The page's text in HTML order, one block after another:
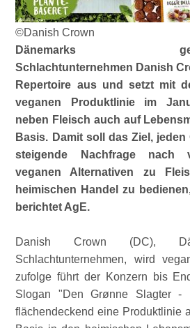
©Danish Crown
Dänemarks
Schlachtunternehmen Danish
Repertoire aus und setzt mit
veganen Produktlinie im
neben Fleisch auch auf
Basis. Damit soll das Ziel,
steigende Nachfrage nach
veganen Alternativen zu
heimischen Handel zu
berichtet AgE.
Danish Crown (DC),
Schlachtunternehmen, wird
zufolge führt der Konzern bis
Slogan
Den Grønne Slagter -
flächendeckend eine Produktlinie